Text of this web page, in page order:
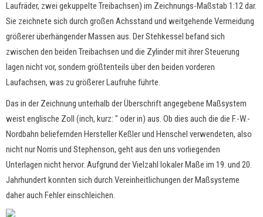
Laufräder, zwei gekuppelte Treibachsen) im Zeichnungs-Maßstab 1:12 dar.
Sie zeichnete sich durch großen Achsstand und weitgehende Vermeidung
größerer überhängender Massen aus. Der Stehkessel befand sich
zwischen den beiden Treibachsen und die Zylinder mit ihrer Steuerung
lagen nicht vor, sondern größtenteils über den beiden vorderen
Laufachsen, was zu größerer Laufruhe führte.
Das in der Zeichnung unterhalb der Überschrift angegebene Maßsystem
weist englische Zoll (inch, kurz: " oder in) aus. Ob dies auch die die F.-W.-
Nordbahn beliefernden Hersteller Keßler und Henschel verwendeten, also
nicht nur Norris und Stephenson, geht aus den uns vorliegenden
Unterlagen nicht hervor. Aufgrund der Vielzahl lokaler Maße im 19. und 20.
Jahrhundert konnten sich durch Vereinheitlichungen der Maßsysteme
daher auch Fehler einschleichen.